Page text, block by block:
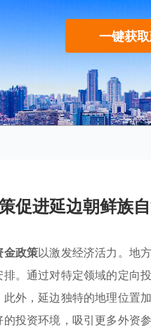
一键获
促进延边朝鲜族
金政策以激发经济活力。地
。通过对特定领域的定向
外，延边独特的地理位置
投资环境，吸引更多外资